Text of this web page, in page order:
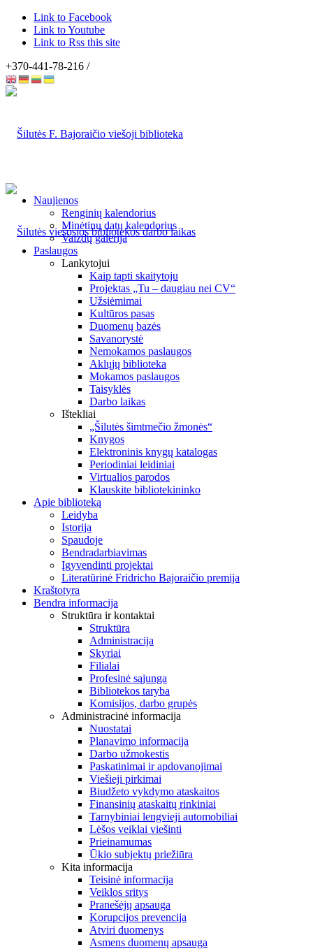
Link to Facebook
Link to Youtube
Link to Rss this site
+370-441-78-216 /
Naujienos
Renginių kalendorius
Minėtinų datų kalendorius
Vaizdų galerija
Paslaugos
Lankytojui
Kaip tapti skaitytoju
Projektas „Tu – daugiau nei CV“
Užsiėmimai
Kultūros pasas
Duomenų bazės
Savanorystė
Nemokamos paslaugos
Aklųjų biblioteka
Mokamos paslaugos
Taisyklės
Darbo laikas
Ištekliai
„Šilutės šimtmečio žmonės“
Knygos
Elektroninis knygų katalogas
Periodiniai leidiniai
Virtualios parodos
Klauskite bibliotekininko
Apie biblioteką
Leidyba
Istorija
Spaudoje
Bendradarbiavimas
Įgyvendinti projektai
Literatūrinė Fridricho Bajoraičio premija
Kraštotyra
Bendra informacija
Struktūra ir kontaktai
Struktūra
Administracija
Skyriai
Filialai
Profesinė sąjunga
Bibliotekos taryba
Komisijos, darbo grupės
Administracinė informacija
Nuostatai
Planavimo informacija
Darbo užmokestis
Paskatinimai ir apdovanojimai
Viešieji pirkimai
Biudžeto vykdymo ataskaitos
Finansinių ataskaitų rinkiniai
Tarnybiniai lengvieji automobiliai
Lėšos veiklai viešinti
Prieinamumas
Ūkio subjektų priežiūra
Kita informacija
Teisinė informacija
Veiklos sritys
Pranešėjų apsauga
Korupcijos prevencija
Atviri duomenys
Asmens duomenų apsauga